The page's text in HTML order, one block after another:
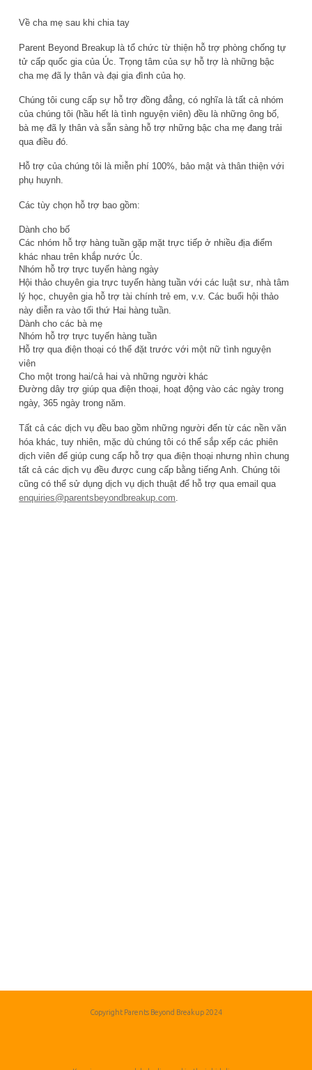
Về cha mẹ sau khi chia tay
Parent Beyond Breakup là tổ chức từ thiện hỗ trợ phòng chống tự
tử cấp quốc gia của Úc. Trọng tâm của sự hỗ trợ là những bậc
cha mẹ đã ly thân và đại gia đình của họ.
Chúng tôi cung cấp sự hỗ trợ đồng đẳng, có nghĩa là tất cả nhóm
của chúng tôi (hầu hết là tình nguyện viên) đều là những ông bố,
bà mẹ đã ly thân và sẵn sàng hỗ trợ những bậc cha mẹ đang trải
qua điều đó.
Hỗ trợ của chúng tôi là miễn phí 100%, bảo mật và thân thiện với
phụ huynh.
Các tùy chọn hỗ trợ bao gồm:
Dành cho bố
Các nhóm hỗ trợ hàng tuần gặp mặt trực tiếp ở nhiều địa điểm
khác nhau trên khắp nước Úc.
Nhóm hỗ trợ trực tuyến hàng ngày
Hội thảo chuyên gia trực tuyến hàng tuần với các luật sư, nhà tâm
lý học, chuyên gia hỗ trợ tài chính trẻ em, v.v. Các buổi hội thảo
này diễn ra vào tối thứ Hai hàng tuần.
Dành cho các bà mẹ
Nhóm hỗ trợ trực tuyến hàng tuần
Hỗ trợ qua điện thoại có thể đặt trước với một nữ tình nguyện
viên
Cho một trong hai/cả hai và những người khác
Đường dây trợ giúp qua điện thoại, hoạt động vào các ngày trong
ngày, 365 ngày trong năm.
Tất cả các dịch vụ đều bao gồm những người đến từ các nền văn
hóa khác, tuy nhiên, mặc dù chúng tôi có thể sắp xếp các phiên
dịch viên để giúp cung cấp hỗ trợ qua điện thoại nhưng nhìn chung
tất cả các dịch vụ đều được cung cấp bằng tiếng Anh. Chúng tôi
cũng có thể sử dụng dịch vụ dịch thuật để hỗ trợ qua email qua
enquiries@parentsbeyondbreakup.com
Copyright Parents Beyond Breakup 2024